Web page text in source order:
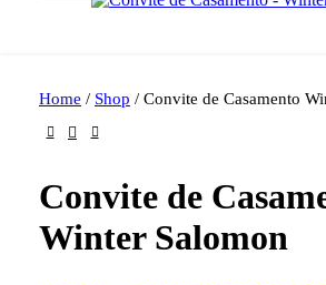
Home / Shop / Convite de Casamento
Convite de
Winter Salomon